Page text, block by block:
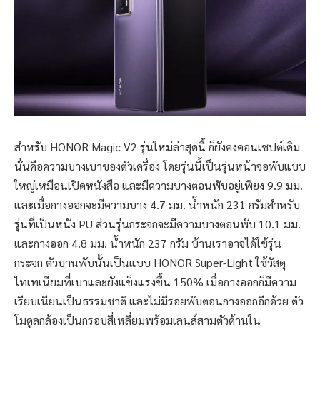
สำหรับ HONOR Magic V2 รุ่นใหม่ล่าสุดนี้ ก็ยังคงคอนเซปต์เดิม
นั่นคือความบางเบาของตัวเครื่อง โดยรุ่นนี้เป็นรุ่นหน้าจอพับแบบ
ใหญ่เหมือนเปิดหนังสือ และมีความบางตอนพับอยู่เพียง 9.9 มม.
และเมื่อกางออกจะมีความบาง 4.7 มม. น้ำหนัก 231 กรัมสำหรับ
รุ่นที่เป็นหนัง PU ส่วนรุ่นกระจกจะมีความบางตอนพับ 10.1 มม.
และกางออก 4.8 มม. น้ำหนัก 237 กรัม บ้านเราอาจได้ใช้รุ่น
กระจก ตัวบานพับนั้นเป็นแบบ HONOR Super-Light ใช้วัสดุ
ไทเทเนียมที่เบาและยังแข็งแรงขึ้น 150% เมื่อกางออกก็มีความ
เรียบเนียนเป็นธรรมชาติ และไม่มีรอยพับตอนกางออกอีกด้วย ตัว
โมดูลกล้องเป็นกรอบสี่เหลี่ยมพร้อมเลนส์สามตัวด้านใน